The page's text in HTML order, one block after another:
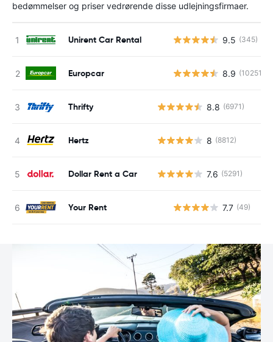
bedømmelser og priser vedrørende disse udlejningsfirmaer.
Unirent Car Rental 9.5 (345)
Europcar 8.9 (10251)
Thrifty 8.8 (6971)
Hertz 8 (8812)
Dollar Rent a Car 7.6 (5291)
Your Rent 7.7 (49)